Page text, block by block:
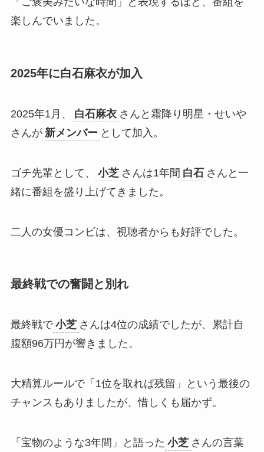
楽しんでいました。​
2025年に白石麻衣が加入
2025年1月、 白石麻衣 さんと霜降り明星・せいや
さんが 新メンバー として加入。​
ゴチ先輩として、 小芝 さんは1年間 白石 さんと一
緒に番組を盛り上げてきました。
二人の女優コンビは、視聴者からも好評でした。​
最終戦での奮闘と別れ
最終戦で 小芝 さんは4位の成績でしたが、累計自
腹額96万円が響きました。​
大精算ルールで「1位を取れば残留」という最後の
チャンスもありましたが、惜しくも届かず。​
「宝物のような3年間」と語った 小芝 さんの言葉